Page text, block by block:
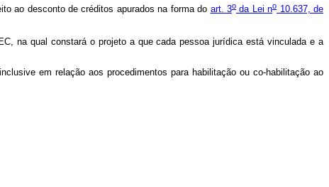
ao desconto de créditos apurados na forma do art. 3oda Lei no10.637, de
na qual constará o projeto a que cada pessoa jurídica está vinculada e a
em relação aos procedimentos para habilitação ou co-habilitação ao